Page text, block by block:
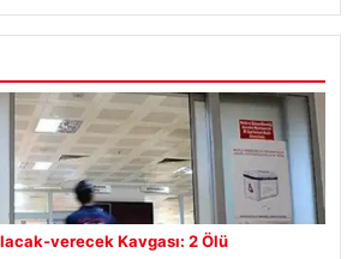
verecek Kavgası: 2 Ölü